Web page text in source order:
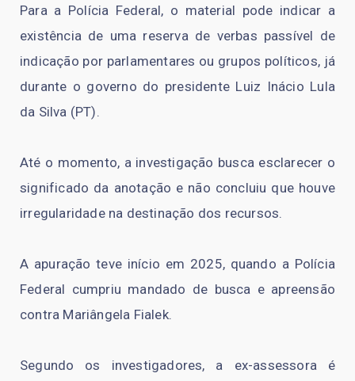
Para a Polícia Federal, o material pode indicar a
existência de uma reserva de verbas passível de
indicação por parlamentares ou grupos políticos, já
durante o governo do presidente Luiz Inácio Lula
da Silva (PT).
Até o momento, a investigação busca esclarecer o
significado da anotação e não concluiu que houve
irregularidade na destinação dos recursos.
A apuração teve início em 2025, quando a Polícia
Federal cumpriu mandado de busca e apreensão
contra Mariângela Fialek.
Segundo os investigadores, a ex-assessora é